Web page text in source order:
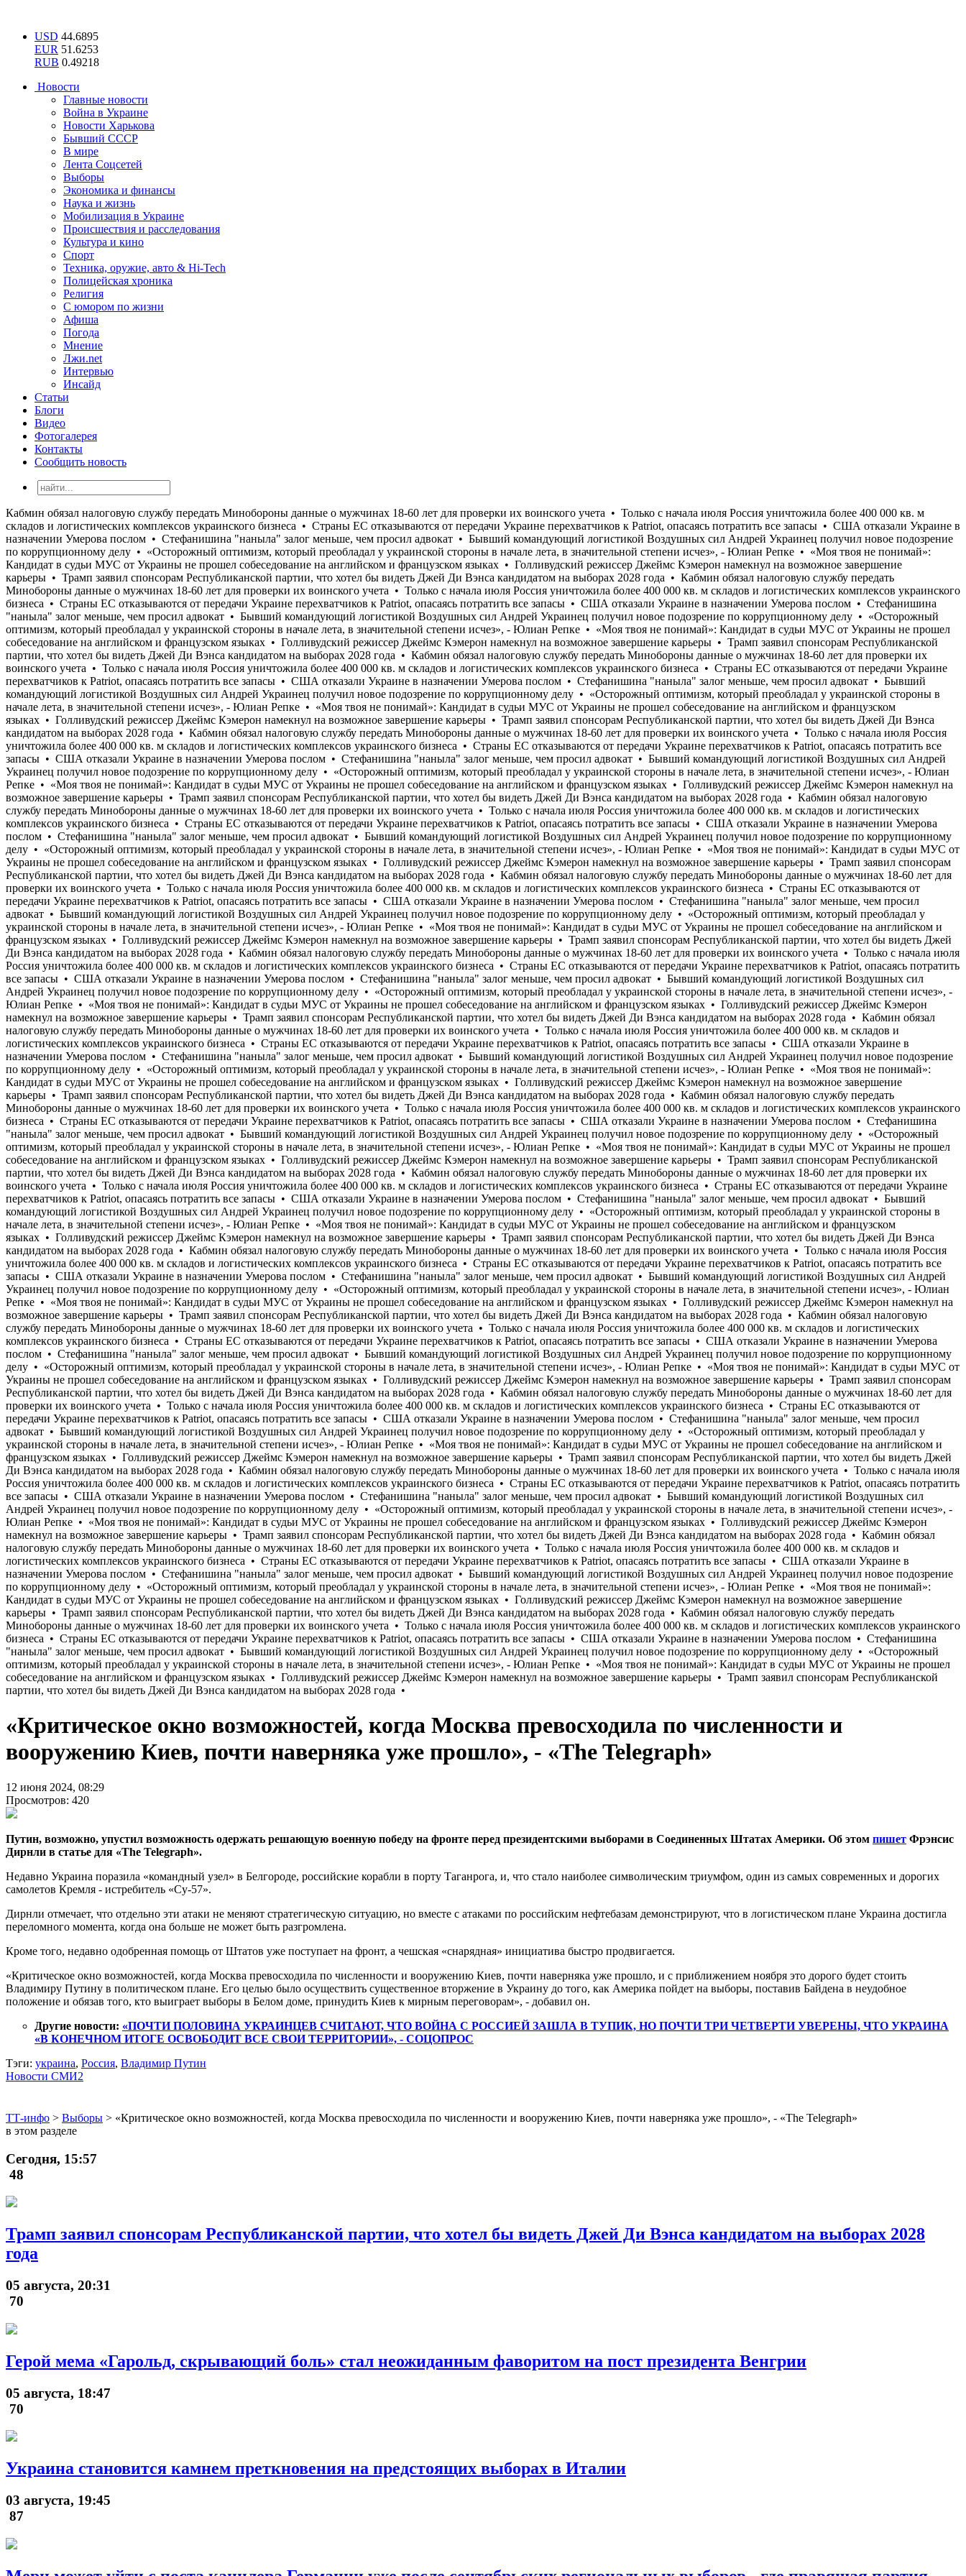
USD 44.6895
EUR 51.6253
RUB 0.49218
Новости
Главные новости
Война в Украине
Новости Харькова
Бывший СССР
В мире
Лента Соцсетей
Выборы
Экономика и финансы
Наука и жизнь
Мобилизация в Украине
Происшествия и расследования
Культура и кино
Спорт
Техника, оружие, авто & Hi-Tech
Полицейская хроника
Религия
С юмором по жизни
Афиша
Погода
Мнение
Лжи.net
Интервью
Инсайд
Статьи
Блоги
Видео
Фотогалерея
Контакты
Сообщить новость
Кабмин обязал налоговую службу передать Минобороны данные о мужчинах 18-60 лет для проверки их воинского учета • Только с начала июля Россия уничтожила более 400 000 кв. м складов и логистических комплексов украинского бизнеса • Страны ЕС отказываются от передачи Украине перехватчиков к Patriot, опасаясь потратить все запасы • США отказали Украине в назначении Умерова послом • Стефанишина "наныла" залог меньше, чем просил адвокат • Бывший командующий логистикой Воздушных сил Андрей Украинец получил новое подозрение по коррупционному делу • «Осторожный оптимизм, который преобладал у украинской стороны в начале лета, в значительной степени исчез», - Юлиан Репке • «Моя твоя не понимай»: Кандидат в судьи МУС от Украины не прошел собеседование на английском и французском языках • Голливудский режиссер Джеймс Кэмерон намекнул на возможное завершение карьеры • Трамп заявил спонсорам Республиканской партии, что хотел бы видеть Джей Ди Вэнса кандидатом на выборах 2028 года • Кабмин обязал налоговую службу передать Минобороны данные о мужчинах 18-60 лет для проверки их воинского учета • Только с начала июля Россия уничтожила более 400 000 кв. м складов и логистических комплексов украинского бизнеса • Страны ЕС отказываются от передачи Украине перехватчиков к Patriot, опасаясь потратить все запасы • США отказали Украине в назначении Умерова послом • Стефанишина "наныла" залог меньше, чем просил адвокат • Бывший командующий логистикой Воздушных сил Андрей Украинец получил новое подозрение по коррупционному делу • «Осторожный оптимизм, который преобладал у украинской стороны в начале лета, в значительной степени исчез», - Юлиан Репке • «Моя твоя не понимай»: Кандидат в судьи МУС от Украины не прошел собеседование на английском и французском языках • Голливудский режиссер Джеймс Кэмерон намекнул на возможное завершение карьеры • Трамп заявил спонсорам Республиканской партии, что хотел бы видеть Джей Ди Вэнса кандидатом на выборах 2028 года • Кабмин обязал налоговую службу передать Минобороны данные о мужчинах 18-60 лет для проверки их воинского учета • Только с начала июля Россия уничтожила более 400 000 кв. м складов и логистических комплексов украинского бизнеса • Страны ЕС отказываются от передачи Украине перехватчиков к Patriot, опасаясь потратить все запасы • США отказали Украине в назначении Умерова послом • Стефанишина "наныла" залог меньше, чем просил адвокат • Бывший командующий логистикой Воздушных сил Андрей Украинец получил новое подозрение по коррупционному делу • «Осторожный оптимизм, который преобладал у украинской стороны в начале лета, в значительной степени исчез», - Юлиан Репке • «Моя твоя не понимай»: Кандидат в судьи МУС от Украины не прошел собеседование на английском и французском языках • Голливудский режиссер Джеймс Кэмерон намекнул на возможное завершение карьеры • Трамп заявил спонсорам Республиканской партии, что хотел бы видеть Джей Ди Вэнса кандидатом на выборах 2028 года • Кабмин обязал налоговую службу передать Минобороны данные о мужчинах 18-60 лет для проверки их воинского учета • Только с начала июля Россия уничтожила более 400 000 кв. м складов и логистических комплексов украинского бизнеса • Страны ЕС отказываются от передачи Украине перехватчиков к Patriot, опасаясь потратить все запасы • США отказали Украине в назначении Умерова послом • Стефанишина "наныла" залог меньше, чем просил адвокат • Бывший командующий логистикой Воздушных сил Андрей Украинец получил новое подозрение по коррупционному делу • «Осторожный оптимизм, который преобладал у украинской стороны в начале лета, в значительной степени исчез», - Юлиан Репке • «Моя твоя не понимай»: Кандидат в судьи МУС от Украины не прошел собеседование на английском и французском языках • Голливудский режиссер Джеймс Кэмерон намекнул на возможное завершение карьеры • Трамп заявил спонсорам Республиканской партии, что хотел бы видеть Джей Ди Вэнса кандидатом на выборах 2028 года • Кабмин обязал налоговую службу передать Минобороны данные о мужчинах 18-60 лет для проверки их воинского учета • Только с начала июля Россия уничтожила более 400 000 кв. м складов и логистических комплексов украинского бизнеса • Страны ЕС отказываются от передачи Украине перехватчиков к Patriot, опасаясь потратить все запасы • США отказали Украине в назначении Умерова послом • Стефанишина "наныла" залог меньше, чем просил адвокат • Бывший командующий логистикой Воздушных сил Андрей Украинец получил новое подозрение по коррупционному делу • «Осторожный оптимизм, который преобладал у украинской стороны в начале лета, в значительной степени исчез», - Юлиан Репке • «Моя твоя не понимай»: Кандидат в судьи МУС от Украины не прошел собеседование на английском и французском языках • Голливудский режиссер Джеймс Кэмерон намекнул на возможное завершение карьеры • Трамп заявил спонсорам Республиканской партии, что хотел бы видеть Джей Ди Вэнса кандидатом на выборах 2028 года • Кабмин обязал налоговую службу передать Минобороны данные о мужчинах 18-60 лет для проверки их воинского учета • Только с начала июля Россия уничтожила более 400 000 кв. м складов и логистических комплексов украинского бизнеса • Страны ЕС отказываются от передачи Украине перехватчиков к Patriot, опасаясь потратить все запасы • США отказали Украине в назначении Умерова послом • Стефанишина "наныла" залог меньше, чем просил адвокат • Бывший командующий логистикой Воздушных сил Андрей Украинец получил новое подозрение по коррупционному делу • «Осторожный оптимизм, который преобладал у украинской стороны в начале лета, в значительной степени исчез», - Юлиан Репке • «Моя твоя не понимай»: Кандидат в судьи МУС от Украины не прошел собеседование на английском и французском языках • Голливудский режиссер Джеймс Кэмерон намекнул на возможное завершение карьеры • Трамп заявил спонсорам Республиканской партии, что хотел бы видеть Джей Ди Вэнса кандидатом на выборах 2028 года • Кабмин обязал налоговую службу передать Минобороны данные о мужчинах 18-60 лет для проверки их воинского учета • Только с начала июля Россия уничтожила более 400 000 кв. м складов и логистических комплексов украинского бизнеса • Страны ЕС отказываются от передачи Украине перехватчиков к Patriot, опасаясь потратить все запасы • США отказали Украине в назначении Умерова послом • Стефанишина "наныла" залог меньше, чем просил адвокат • Бывший командующий логистикой Воздушных сил Андрей Украинец получил новое подозрение по коррупционному делу • «Осторожный оптимизм, который преобладал у украинской стороны в начале лета, в значительной степени исчез», - Юлиан Репке • «Моя твоя не понимай»: Кандидат в судьи МУС от Украины не прошел собеседование на английском и французском языках • Голливудский режиссер Джеймс Кэмерон намекнул на возможное завершение карьеры • Трамп заявил спонсорам Республиканской партии, что хотел бы видеть Джей Ди Вэнса кандидатом на выборах 2028 года • Кабмин обязал налоговую службу передать Минобороны данные о мужчинах 18-60 лет для проверки их воинского учета • Только с начала июля Россия уничтожила более 400 000 кв. м складов и логистических комплексов украинского бизнеса • Страны ЕС отказываются от передачи Украине перехватчиков к Patriot, опасаясь потратить все запасы • США отказали Украине в назначении Умерова послом • Стефанишина "наныла" залог меньше, чем просил адвокат • Бывший командующий логистикой Воздушных сил Андрей Украинец получил новое подозрение по коррупционному делу • «Осторожный оптимизм, который преобладал у украинской стороны в начале лета, в значительной степени исчез», - Юлиан Репке • «Моя твоя не понимай»: Кандидат в судьи МУС от Украины не прошел собеседование на английском и французском языках • Голливудский режиссер Джеймс Кэмерон намекнул на возможное завершение карьеры • Трамп заявил спонсорам Республиканской партии, что хотел бы видеть Джей Ди Вэнса кандидатом на выборах 2028 года • Кабмин обязал налоговую службу передать Минобороны данные о мужчинах 18-60 лет для проверки их воинского учета • Только с начала июля Россия уничтожила более 400 000 кв. м складов и логистических комплексов украинского бизнеса • Страны ЕС отказываются от передачи Украине перехватчиков к Patriot, опасаясь потратить все запасы • США отказали Украине в назначении Умерова послом • Стефанишина "наныла" залог меньше, чем просил адвокат • Бывший командующий логистикой Воздушных сил Андрей Украинец получил новое подозрение по коррупционному делу • «Осторожный оптимизм, который преобладал у украинской стороны в начале лета, в значительной степени исчез», - Юлиан Репке • «Моя твоя не понимай»: Кандидат в судьи МУС от Украины не прошел собеседование на английском и французском языках • Голливудский режиссер Джеймс Кэмерон намекнул на возможное завершение карьеры • Трамп заявил спонсорам Республиканской партии, что хотел бы видеть Джей Ди Вэнса кандидатом на выборах 2028 года • Кабмин обязал налоговую службу передать Минобороны данные о мужчинах 18-60 лет для проверки их воинского учета • Только с начала июля Россия уничтожила более 400 000 кв. м складов и логистических комплексов украинского бизнеса • Страны ЕС отказываются от передачи Украине перехватчиков к Patriot, опасаясь потратить все запасы • США отказали Украине в назначении Умерова послом • Стефанишина "наныла" залог меньше, чем просил адвокат • Бывший командующий логистикой Воздушных сил Андрей Украинец получил новое подозрение по коррупционному делу • «Осторожный оптимизм, который преобладал у украинской стороны в начале лета, в значительной степени исчез», - Юлиан Репке • «Моя твоя не понимай»: Кандидат в судьи МУС от Украины не прошел собеседование на английском и французском языках • Голливудский режиссер Джеймс Кэмерон намекнул на возможное завершение карьеры • Трамп заявил спонсорам Республиканской партии, что хотел бы видеть Джей Ди Вэнса кандидатом на выборах 2028
«Критическое окно возможностей, когда Москва превосходила по численности и
вооружению Киев, почти наверняка уже прошло», - «The Telegraph»
12 июня 2024, 08:29
Просмотров: 420
Путин, возможно, упустил возможность одержать решающую военную победу на фронте перед президентскими выборами в Соединенных Штатах Америки. Об этом пишет Фрэнсис
Дирнли в статье для «The Telegraph».
Недавно Украина поразила «командный узел» в Белгороде, российские корабли в порту Таганрога, и, что стало наиболее символическим триумфом, один из самых современных и дорогих
самолетов Кремля - истребитель «Су-57».
Дирнли отмечает, что отдельно эти атаки не меняют стратегическую ситуацию, но вместе с атаками по российским нефтебазам демонстрируют, что в логистическом плане Украина достигла
переломного момента, когда она больше не может быть разгромлена.
Кроме того, недавно одобренная помощь от Штатов уже поступает на фронт, а чешская «снарядная» инициатива быстро продвигается.
«Критическое окно возможностей, когда Москва превосходила по численности и вооружению Киев, почти наверняка уже прошло, и с приближением ноября это дорого будет стоить
Владимиру Путину в политическом плане. Его целью было осуществить существенное вторжение в Украину до того, как Америка пойдет на выборы, поставив Байдена в неудобное
положение и обязав того, кто выиграет выборы в Белом доме, принудить Киев к мирным переговорам», - добавил он.
Другие новости: «ПОЧТИ ПОЛОВИНА УКРАИНЦЕВ СЧИТАЮТ, ЧТО ВОЙНА С РОССИЕЙ ЗАШЛА В ТУПИК, НО ПОЧТИ ТРИ ЧЕТВЕРТИ УВЕРЕНЫ, ЧТО УКРАИНА
«В КОНЕЧНОМ ИТОГЕ ОСВОБОДИТ ВСЕ СВОИ ТЕРРИТОРИИ», - СОЦОПРОС
Тэги: украина, Россия, Владимир Путин
Новости СМИ2
ТТ-инфо > Выборы > «Критическое окно возможностей, когда Москва превосходила по численности и вооружению Киев, почти наверняка уже прошло», - «The Telegraph»
в этом разделе
Сегодня, 15:57
48
Трамп заявил спонсорам Республиканской партии, что хотел бы видеть Джей Ди Вэнса кандидатом на выборах 2028
года
05 августа, 20:31
70
Герой мема «Гарольд, скрывающий боль» стал неожиданным фаворитом на пост президента Венгрии
05 августа, 18:47
70
Украина становится камнем преткновения на предстоящих выборах в Италии
03 августа, 19:45
87